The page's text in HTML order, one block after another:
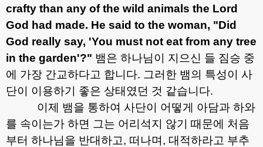
crafty than any of the wild animals the Lord
God had made. He said to the woman, "Did
God really say, 'You must not eat from any tree
in the garden'?" 뱀은 하나님이 지으신 들 짐승 중
에 가장 간교하다고 합니다. 그러한 뱀의 특성이 사
단이 이용하기 좋은 상태였던 것 같습니다.
이제 뱀을 통하여 사단이 어떻게 아담과 하와
를 속이는가 하면 그는 어리석지 않기 때문에 처음
부터 하나님을 반대하고, 떠나며 , 대적하라고 부추